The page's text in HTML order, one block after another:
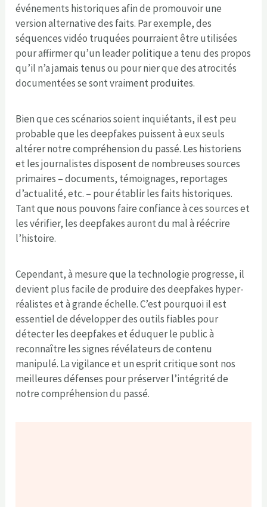
événements historiques afin de promouvoir une
version alternative des faits. Par exemple, des
séquences vidéo truquées pourraient être utilisées
pour affirmer qu’un leader politique a tenu des propos
qu’il n’a jamais tenus ou pour nier que des atrocités
documentées se sont vraiment produites.
Bien que ces scénarios soient inquiétants, il est peu
probable que les deepfakes puissent à eux seuls
altérer notre compréhension du passé. Les historiens
et les journalistes disposent de nombreuses sources
primaires – documents, témoignages, reportages
d’actualité, etc. – pour établir les faits historiques.
Tant que nous pouvons faire confiance à ces sources et
les vérifier, les deepfakes auront du mal à réécrire
l’histoire.
Cependant, à mesure que la technologie progresse, il
devient plus facile de produire des deepfakes hyper-
réalistes et à grande échelle. C’est pourquoi il est
essentiel de développer des outils fiables pour
détecter les deepfakes et éduquer le public à
reconnaître les signes révélateurs de contenu
manipulé. La vigilance et un esprit critique sont nos
meilleures défenses pour préserver l’intégrité de
notre compréhension du passé.